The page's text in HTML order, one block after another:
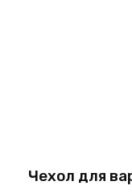
Чехол для